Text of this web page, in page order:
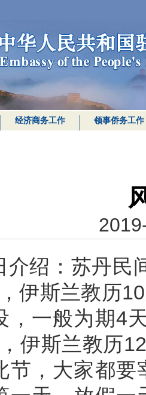
经济商务工作 领事侨务工作
：苏丹民间
伊斯兰教历
，一般为期4
伊斯兰教历
节，大家都